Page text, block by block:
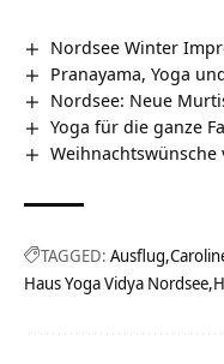
Nordsee Winter
Pranayama, Yoga
Nordsee: Neue
Yoga für die ganze
TAGGED: Ausflug
Haus Yoga Vidya Nordsee